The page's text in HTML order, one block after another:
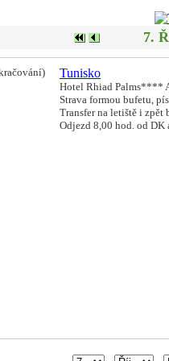
7.
Tunisko
Hotel Rhiad Palms****
Strava formou bufetu,
Transfer na letiště i zpět
Odjezd 8,00 hod. od